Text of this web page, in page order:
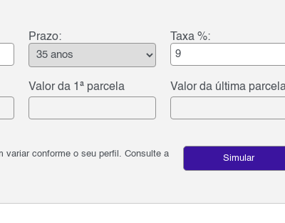
Prazo: Taxa %:
Valor da 1ª parcela Valor da última
variar conforme o seu perfil. Consulte a
Simular